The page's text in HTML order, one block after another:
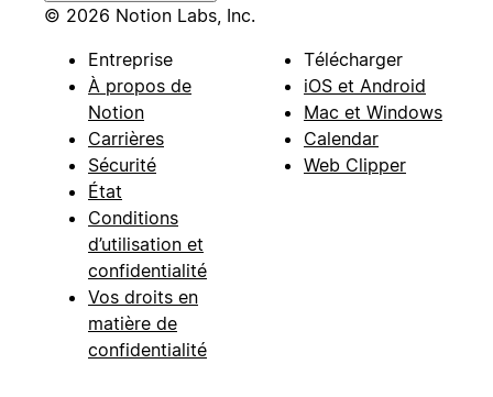
© 2026 Notion Labs, Inc.
Entreprise
À propos de
Notion
Carrières
Sécurité
État
Conditions
d’utilisation et
confidentialité
Vos droits en
matière de
confidentialité
Télécharger
iOS et Android
Mac et Windows
Calendar
Web Clipper